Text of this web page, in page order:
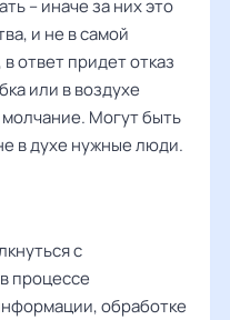
– иначе за них это
и не в самой
ответ придет отказ
или в воздухе
Могут быть
в духе нужные люди.
с
процессе
обработке